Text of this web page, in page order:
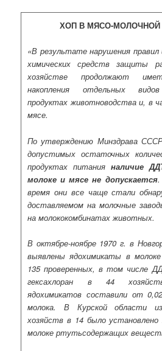
ХОП В МЯСО-МОЛОЧНОЙ
«В результате нарушения правил
химических средств защиты
хозяйстве продолжают
накопления отдельных
продуктах животноводства и, в
мясе.
По утверждению Минздрава
допустимых остаточных
продуктах питания наличие
молоке и мясе не допускается.
время они все чаще стали
доставляемом на молочные
на молококомбинатах животных.
В октябре-ноябре 1970 г. в
выявлены ядохимикаты в
135 проверенных, в том числе
гексахлоран в 44
ядохимикатов составили от
молока. В Курской области
хозяйств в 14 было установлено
молоке ртутьсодержащих